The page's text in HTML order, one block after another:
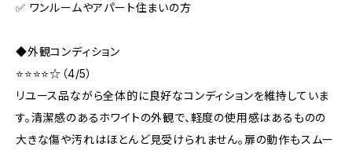
✅ ワンルームやアパート住まいの方
◆外観コンディション
⭐⭐⭐⭐☆（4/5）
リユース品ながら全体的に良好なコンディションを維持していま
す。清潔感のあるホワイトの外観で、軽度の使用感はあるものの
大きな傷や汚れはほとんど見受けられません。扉の動作もスムー